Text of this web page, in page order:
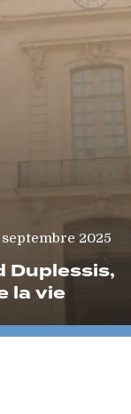
septembre 2025
Duplessis,
la vie